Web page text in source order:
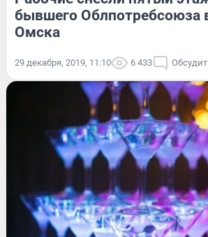
бывшего Облпотребсоюза
Омска
29 декабря, 2019, 11:10 6 433